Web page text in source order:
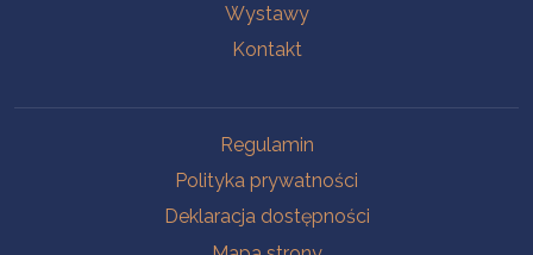
Wystawy
Kontakt
Regulamin
Polityka prywatności
Deklaracja dostępności